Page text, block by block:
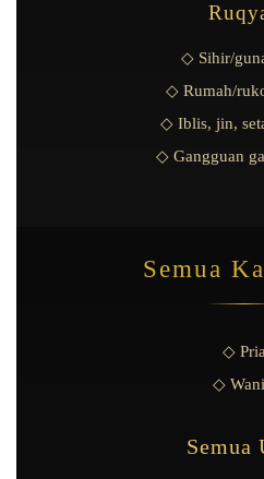
◇ Sihir/
◇ Rumah/
◇ Iblis, jin,
◇ Gangguan
Semua
◇ Pria
◇
Semua